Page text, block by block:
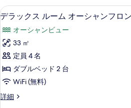
表
示
す
る
べ
て
の
写
真
を
表
示
詳
細
オ
ー
シ
ャ
ン
フ
ロ
ン
ベ
ッ
ル
ー
ム
オ
ー
シ
ャ
ン
デ
ッ
ク
ス
ル
ム
低刺
6
デラックス ルーム オーシャンフロ
オーシャンビュー
33 ㎡
定員 4 名
ダブルベッド 2 台
WiFi (無料)
詳細
デ